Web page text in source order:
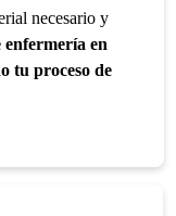
necesario y
enfermería en
tu proceso de